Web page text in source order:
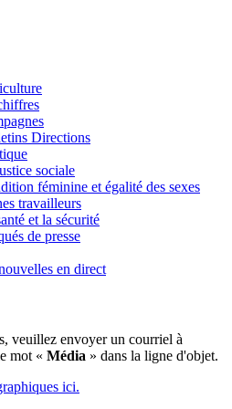
Directions
sociale
féminine et égalité des sexes
travailleurs
et la sécurité
de presse
en direct
veuillez envoyer un courriel à
mot « Média » dans la ligne d'objet.
ici.